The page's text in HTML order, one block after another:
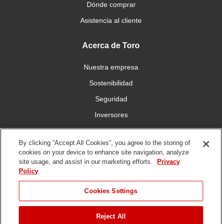
Dónde comprar
Asistencia al cliente
Acerca de Toro
Nuestra empresa
Sostenibilidad
Seguridad
Inversores
Trabajo
Conéctese con nosotros
Política de
By clicking “Accept All Cookies”, you agree to the storing of
cookies on your device to enhance site navigation, analyze
site usage, and assist in our marketing efforts.
Privacy
Policy
Cookies Settings
Reject All